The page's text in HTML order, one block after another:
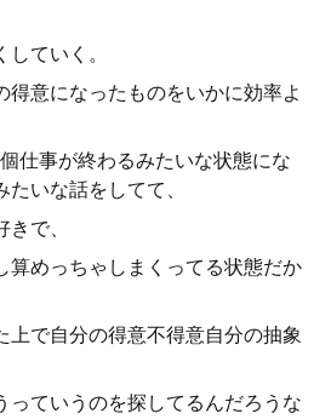
ていく。
得意になったものをいかに効率よ
仕事が終わるみたいな状態にな
いな話をしてて、
で、
算めっちゃしまくってる状態だか
上で自分の得意不得意自分の抽象
っていうのを探してるんだろうな